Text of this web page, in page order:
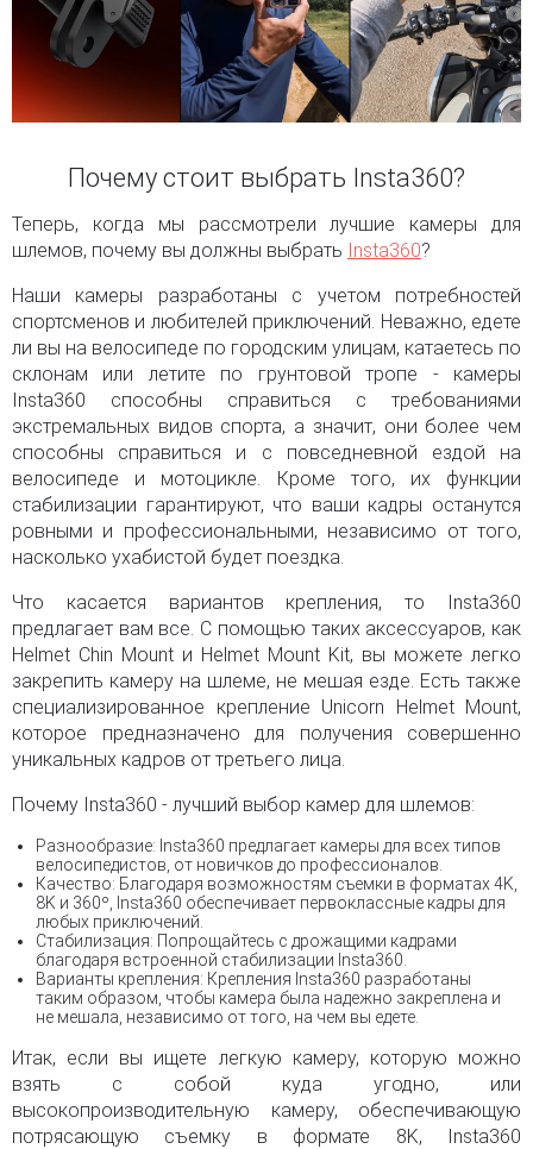
Почему стоит выбрать Insta360?
Теперь, когда мы рассмотрели лучшие камеры для
шлемов, почему вы должны выбрать Insta360?
Наши камеры разработаны с учетом потребностей
спортсменов и любителей приключений. Неважно, едете
ли вы на велосипеде по городским улицам, катаетесь по
склонам или летите по грунтовой тропе - камеры
Insta360 способны справиться с требованиями
экстремальных видов спорта, а значит, они более чем
способны справиться и с повседневной ездой на
велосипеде и мотоцикле. Кроме того, их функции
стабилизации гарантируют, что ваши кадры останутся
ровными и профессиональными, независимо от того,
насколько ухабистой будет поездка.
Что касается вариантов крепления, то Insta360
предлагает вам все. С помощью таких аксессуаров, как
Helmet Chin Mount и Helmet Mount Kit, вы можете легко
закрепить камеру на шлеме, не мешая езде. Есть также
специализированное крепление Unicorn Helmet Mount,
которое предназначено для получения совершенно
уникальных кадров от третьего лица.
Почему Insta360 - лучший выбор камер для шлемов:
Разнообразие: Insta360 предлагает камеры для всех типов
велосипедистов, от новичков до профессионалов.
Качество: Благодаря возможностям съемки в форматах 4K,
8K и 360º, Insta360 обеспечивает первоклассные кадры для
любых приключений.
Стабилизация: Попрощайтесь с дрожащими кадрами
благодаря встроенной стабилизации Insta360.
Варианты крепления: Крепления Insta360 разработаны
таким образом, чтобы камера была надежно закреплена и
не мешала, независимо от того, на чем вы едете.
Итак, если вы ищете легкую камеру, которую можно
взять с собой куда угодно, или
высокопроизводительную камеру, обеспечивающую
потрясающую съемку в формате 8K, Insta360